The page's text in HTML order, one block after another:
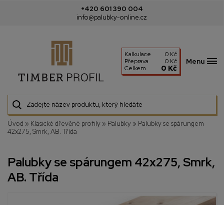
+420 601 390 004
info@palubky-online.cz
Kalkulace
0 Kč
Přeprava
0 Kč
Celkem
0 Kč
Menu
Úvod » Klasické dřevěné profily » Palubky » Palubky se spárungem
42x275, Smrk, AB. Třída
Palubky se spárungem 42x275, Smrk,
AB. Třída